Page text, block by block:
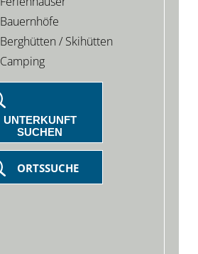
Bauernhöfe
Berghütten / Skihütten
Camping
UNTERKUNFT
SUCHEN
ORTSSUCHE